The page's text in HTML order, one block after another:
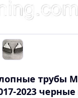
трубы
2023 черные